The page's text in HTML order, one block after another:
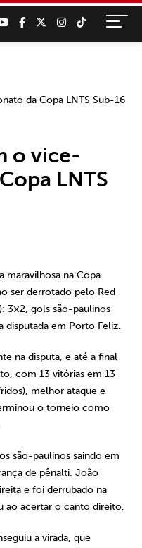
o vice-
LNTS
maravilhosa na Copa
ser derrotado pelo Red
3×2, gols são-paulinos
disputada em Porto Feliz.
na disputa, e até a final
com 13 vitórias em 13
melhor ataque e
o torneio como
são-paulinos saindo em
de pênalti. João
e foi derrubado na
ao acertar o canto direito.
a virada, que